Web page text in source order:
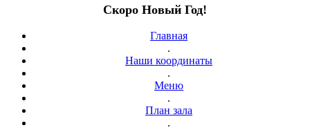
Скоро Новый Год!
Главная
.
Наши координаты
.
Меню
.
План зала
.